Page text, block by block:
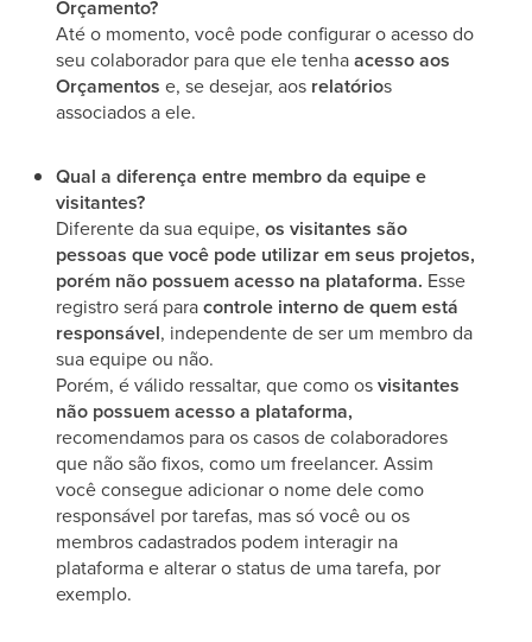
Orçamento?
Até o momento, você pode configurar o acesso do
seu colaborador para que ele tenhaacesso aos
Orçamentos e, se desejar, aos relatórios
associados a ele.
Qual a diferença entre membro da equipe e
visitantes?
Diferente da sua equipe, os visitantes são
pessoas que você pode utilizar em seus projetos,
porém não possuem acesso na plataforma. Esse
registro será paracontrole interno de quem está
responsável, independente de ser um membro da
sua equipe ou não.
Porém, é válido ressaltar, que como osvisitantes
não possuem acesso a plataforma,
recomendamos para os casos de colaboradores
que não são fixos, como um freelancer. Assim
você consegue adicionar o nome dele como
responsável por tarefas, mas só você ou os
membros cadastrados podem interagir na
plataforma e alterar o status de uma tarefa, por
exemplo.